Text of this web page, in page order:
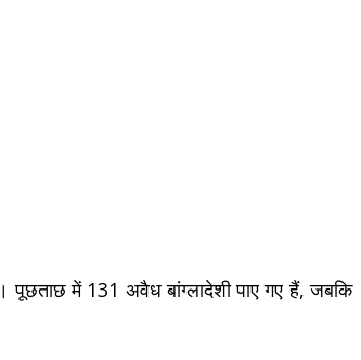
पूछताछ में 131 अवैध बांग्लादेशी पाए गए हैं, जबकि